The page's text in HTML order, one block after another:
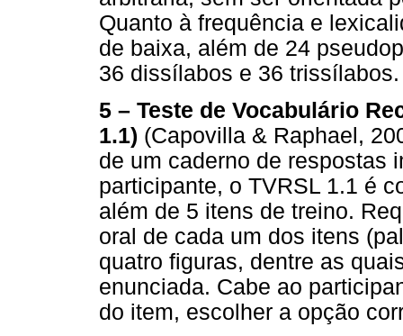
Quanto à frequência e
de baixa, além de 24
36 dissílabos e 36 trissílabos.
5 – Teste de Vocabulário
1.1) (Capovilla & Raphael,
de um caderno de respostas
participante, o TVRSL 1.1 é
além de 5 itens de treino.
oral de cada um dos itens
quatro figuras, dentre as
enunciada. Cabe ao
do item, escolher a opção